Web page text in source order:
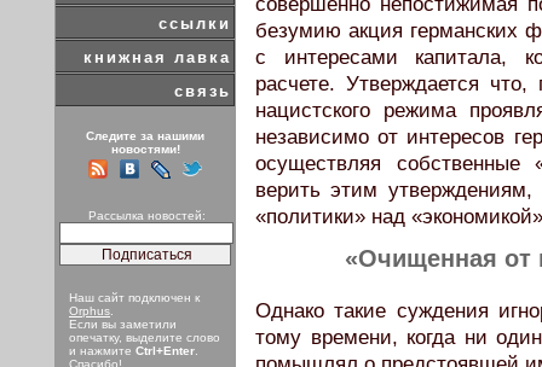
ссылки
книжная лавка
связь
Следите за нашими
новостями!
Рассылка новостей:
Наш сайт подключен к
Orphus
Если вы заметили
опечатку, выделите слово
и нажмите Ctrl+Enter
Спасибо!
безумию акция германских
с интересами капитала,
расчете. Утверждается что,
нацистского режима
независимо от интересов
осуществляя собственные
верить этим
«политики» над
«Очищенная от
Однако такие суждения
тому времени, когда ни